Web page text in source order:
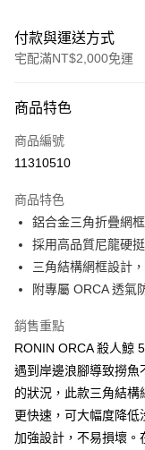
付款與運送方式
宅配滿NT$2,000免運
信用卡一次付款
信用卡分期付款
合作金庫商業銀行
華南商業銀行
上海商業儲蓄銀行
國泰世華商業銀行
臺灣中小企業銀行
聯邦商業銀行
元大商業銀行
台新國際商業銀行
台灣樂天信用卡公司
Apple Pay
街口支付
悠遊付
相關說明
【大哥付你分期使用說明
1.本服務由台灣大哥大提
2.付款方式選擇「大哥付
成交易。
3.實際核准額度、可分期
AFTEE先享後付
相關說明
【關於「AFTEE先享後付
便利好安心！
ATM付款
商品特色
商品編號
11310510
商品特色
鋁合金三角折疊網
採用高品質尼龍硬
三角結構網框設計
附專屬 ORCA 透氣
銷售重點
RONIN ORCA 殺人鯨
遇到岸邊浪腳導致撈魚
的狀況，此款三角結構
更快速，可大幅度降
加強設計，不易損壞。